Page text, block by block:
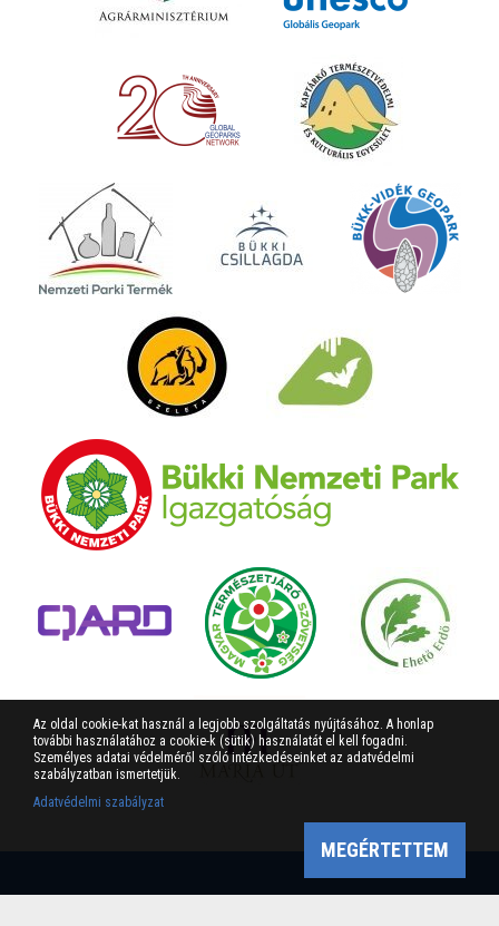
Az oldal cookie-kat használ a legjobb szolgáltatás nyújtásához. A honlap
további használatához a cookie-k (sütik) használatát el kell fogadni.
Személyes adatai védelméről szóló intézkedéseinket az adatvédelmi
szabályzatban ismertetjük.
Adatvédelmi szabályzat
MEGÉRTETTEM